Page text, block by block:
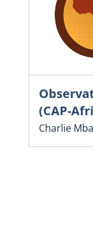
(CAP-
Charlie